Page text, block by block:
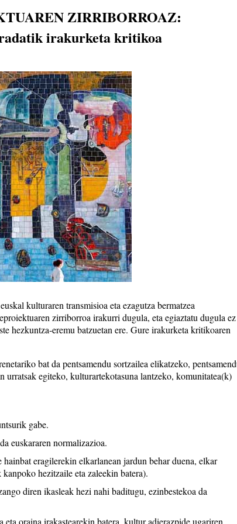
ZIRRIBORROAZ:
irakurketa kritikoa
kulturaren transmisioa eta ezagutza bermatzea
zirriborroa irakurri dugula, eta egiaztatu dugula ez
hezkuntza-eremu batzuetan ere. Gure irakurketa kritikoaren
bat da pentsamendu sortzailea elikatzeko,
urratsak egiteko, kulturartekotasuna lantzeko, komunitatea(k)
gabe.
euskararen normalizazioa.
eragilerekin elkarlanean jardun behar duena, elkar
hezitzaile eta zaleekin batera).
diren ikasleak hezi nahi baditugu, ezinbestekoa da
oraina irakastearekin batera, kultur adierazpide ugariren